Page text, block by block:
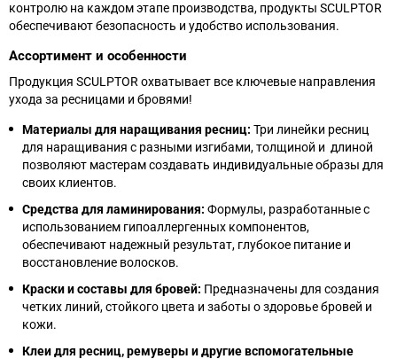
контролю на каждом этапе производства, продукты SCULPTOR
обеспечивают безопасность и удобство использования.
Ассортимент и особенности
Продукция SCULPTOR охватывает все ключевые направления
ухода за ресницами и бровями!
Материалы для наращивания ресниц: Три линейки ресниц
для наращивания с разными изгибами, толщиной и длиной
позволяют мастерам создавать индивидуальные образы для
своих клиентов.
Средства для ламинирования: Формулы, разработанные с
использованием гипоаллергенных компонентов,
обеспечивают надежный результат, глубокое питание и
восстановление волосков.
Краски и составы для бровей: Предназначены для создания
четких линий, стойкого цвета и заботы о здоровье бровей и
кожи.
Клеи для ресниц, ремуверы и другие вспомогательные